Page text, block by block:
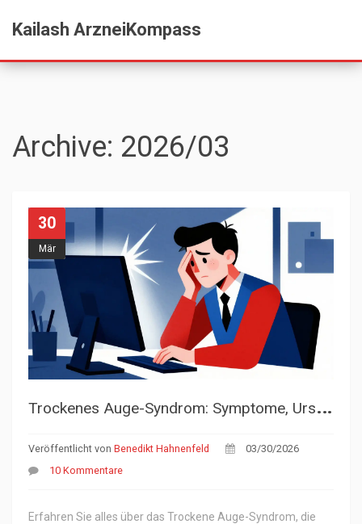
Kailash ArzneiKompass
Archive: 2026/03
30
Mär
T
rockenes Auge-Syndrom: Symptome, Ursachen und Hilfe durch künstliche Tränen
Veröffentlicht von Benedikt Hahnenfeld
03/30/2026
10 Kommentare
Erfahren Sie alles über das Trockene Auge-Syndrom, die